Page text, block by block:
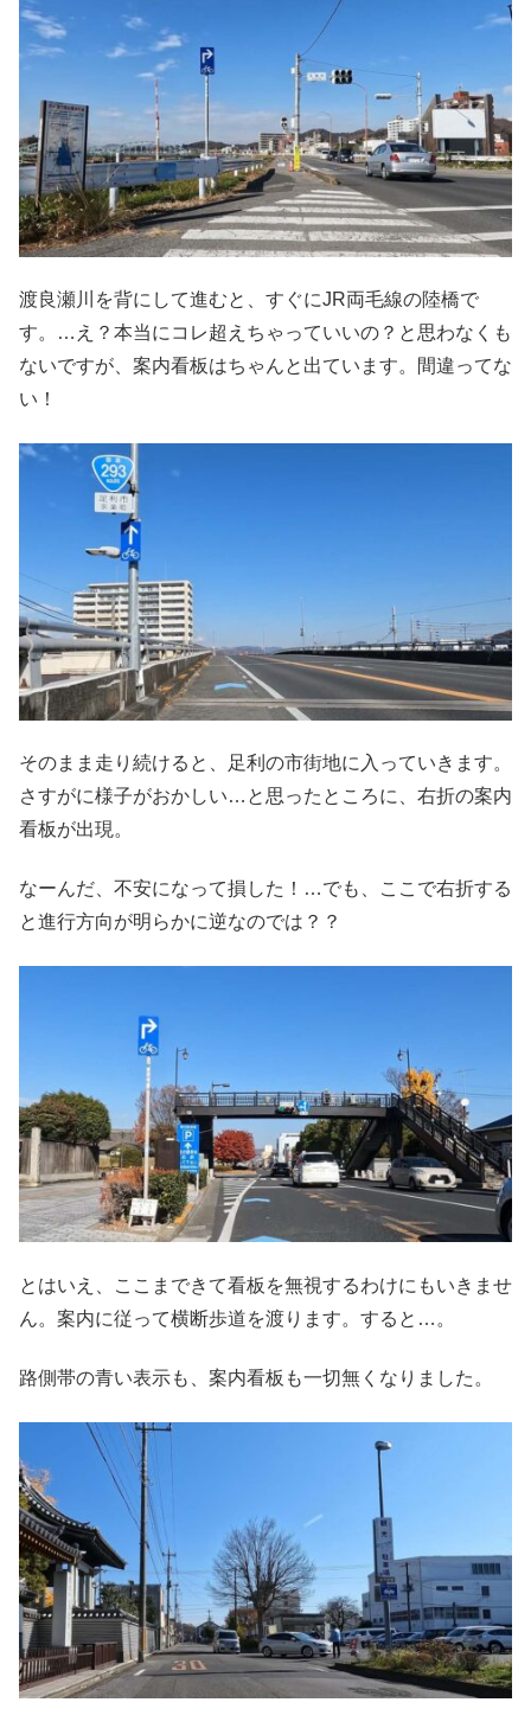
渡良瀬川を背にして進むと、すぐにJR両毛線の陸橋で
す。…え？本当にコレ超えちゃっていいの？と思わなくも
ないですが、案内看板はちゃんと出ています。間違ってな
い！
そのまま走り続けると、足利の市街地に入っていきます。
さすがに様子がおかしい…と思ったところに、右折の案内
看板が出現。
なーんだ、不安になって損した！…でも、ここで右折する
と進行方向が明らかに逆なのでは？？
とはいえ、ここまできて看板を無視するわけにもいきませ
ん。案内に従って横断歩道を渡ります。すると…。
路側帯の青い表示も、案内看板も一切無くなりました。